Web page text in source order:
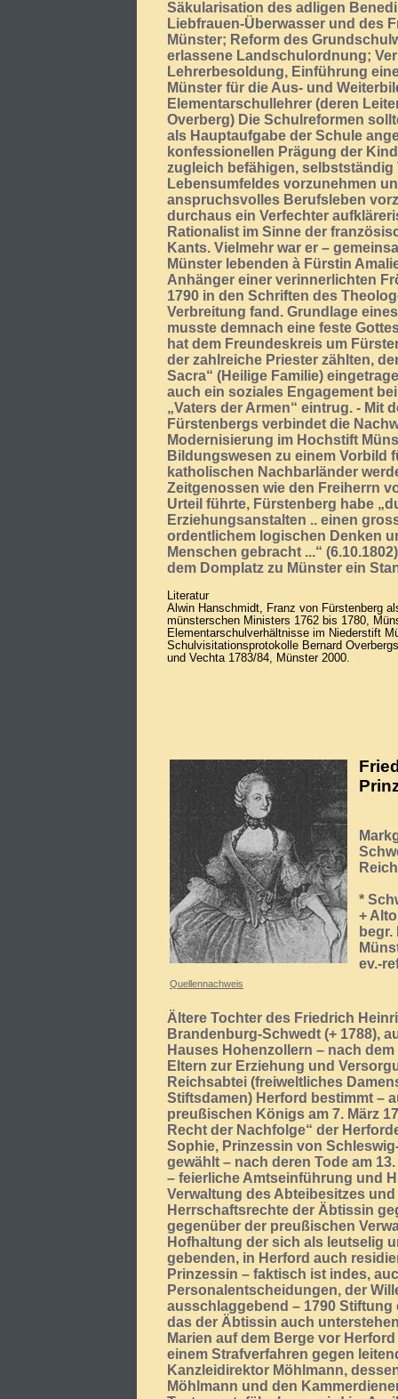
Säkularisation des adligen
Liebfrauen-Überwasser und des
Münster; Reform des
erlassene Landschulordnung;
Lehrerbesoldung, Einführung
Münster für die Aus- und
Elementarschullehrer (deren
Overberg) Die Schulreformen
als Hauptaufgabe der Schule
konfessionellen Prägung der
zugleich befähigen,
Lebensumfeldes vorzunehmen
anspruchsvolles Berufsleben
durchaus ein Verfechter
Rationalist im Sinne der
Kants. Vielmehr war er –
Münster lebenden à Fürstin
Anhänger einer verinnerlichten
1790 in den Schriften des
Verbreitung fand. Grundlage
musste demnach eine feste
hat dem Freundeskreis um
der zahlreiche Priester zählten,
Sacra“ (Heilige Familie)
auch ein soziales Engagement
„Vaters der Armen“ eintrug. - Mit
Fürstenbergs verbindet die
Modernisierung im Hochstift
Bildungswesen zu einem Vorbild
katholischen Nachbarländer
Zeitgenossen wie den Freiherrn
Urteil führte, Fürstenberg habe
Erziehungsanstalten .. einen
ordentlichem logischen Denken
Menschen gebracht ...“
dem Domplatz zu Münster ein
Literatur
Alwin Hanschmidt, Franz von Fürstenberg
münsterschen Ministers 1762 bis 1780,
Elementarschulverhältnisse im Niederstift
Schulvisitationsprotokolle Bernard
und Vechta 1783/84, Münster 2000.
Quellennachweis
*
+
ev.-
Ältere Tochter des Friedrich
Brandenburg-Schwedt (+ 1788),
Hauses Hohenzollern – nach
Eltern zur Erziehung und
Reichsabtei (freiweltliches
Stiftsdamen) Herford bestimmt –
preußischen Königs am 7. März
Recht der Nachfolge“ der
Sophie, Prinzessin von
gewählt – nach deren Tode am
– feierliche Amtseinführung und
Verwaltung des Abteibesitzes
Herrschaftsrechte der Äbtissin
gegenüber der preußischen
Hofhaltung der sich als leutselig
gebenden, in Herford auch
Prinzessin – faktisch ist indes,
Personalentscheidungen, der
ausschlaggebend – 1790
das der Äbtissin auch
Marien auf dem Berge vor
einem Strafverfahren gegen
Kanzleidirektor Möhlmann,
Möhlmann und den